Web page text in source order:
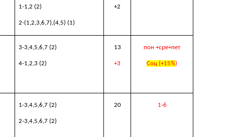
1-1,2 (2)
2-(1,2,3,6,7),(4,5) (1)
+2
3-3,4,5,6,7 (2)
4-1,2,3 (2)
13
+3
пон +сре+пет
Соц (+15%)
1-3,4,5,6,7 (2)
2-3,4,5,6,7 (2)
20 1-6